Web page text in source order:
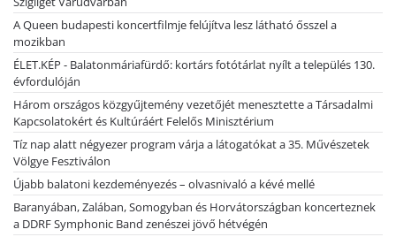
A Queen budapesti koncertfilmje felújítva lesz látható ősszel a
mozikban
ÉLET.KÉP - Balatonmáriafürdő: kortárs fotótárlat nyílt a település 130.
évfordulóján
Három országos közgyűjtemény vezetőjét menesztette a Társadalmi
Kapcsolatokért és Kultúráért Felelős Minisztérium
Tíz nap alatt négyezer program várja a látogatókat a 35. Művészetek
Völgye Fesztiválon
Újabb balatoni kezdeményezés – olvasnivaló a kévé mellé
Baranyában, Zalában, Somogyban és Horvátországban koncerteznek
a DDRF Symphonic Band zenészei jövő hétvégén